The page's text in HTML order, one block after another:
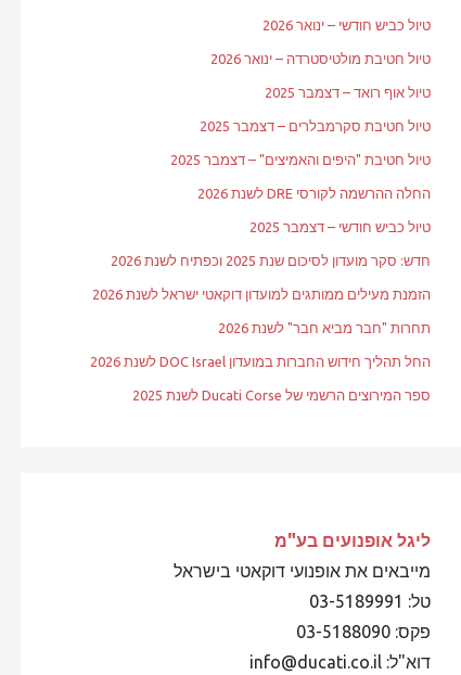
טיול כביש חודשי – ינואר 2026
טיול חטיבת מולטיסטרדה – ינואר 2026
טיול אוף רואד – דצמבר 2025
טיול חטיבת סקרמבלרים – דצמבר 2025
טיול חטיבת "היפים והאמיצים" – דצמבר 2025
החלה ההרשמה לקורסי DRE לשנת 2026
טיול כביש חודשי – דצמבר 2025
חדש: סקר מועדון לסיכום שנת 2025 וכפתיח לשנת 2026
הזמנת מעילים ממותגים למועדון דוקאטי ישראל לשנת 2026
תחרות "חבר מביא חבר" לשנת 2026
החל תהליך חידוש החברות במועדון DOC Israel לשנת 2026
ספר המירוצים הרשמי של Ducati Corse לשנת 2025
ליגל אופנועים בע"מ
מייבאים את אופנועי דוקאטי בישראל
טל: 03-5189991
פקס: 03-5188090
דוא"ל: info@ducati.co.il